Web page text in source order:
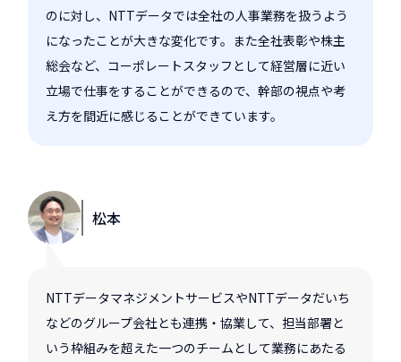
のに対し、NTTデータでは全社の人事業務を扱うよう
になったことが大きな変化です。また全社表彰や株主
総会など、コーポレートスタッフとして経営層に近い
立場で仕事をすることができるので、幹部の視点や考
え方を間近に感じることができています。
松本
NTTデータマネジメントサービスやNTTデータだいち
などのグループ会社とも連携・協業して、担当部署と
いう枠組みを超えた一つのチームとして業務にあたる